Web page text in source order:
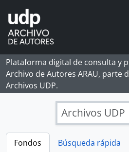
Skip to main content
Plataforma digital de consulta y
Archivo de Autores ARAU, parte
Archivos UDP.
Archivos UDP
Fondos
Búsqueda rápida